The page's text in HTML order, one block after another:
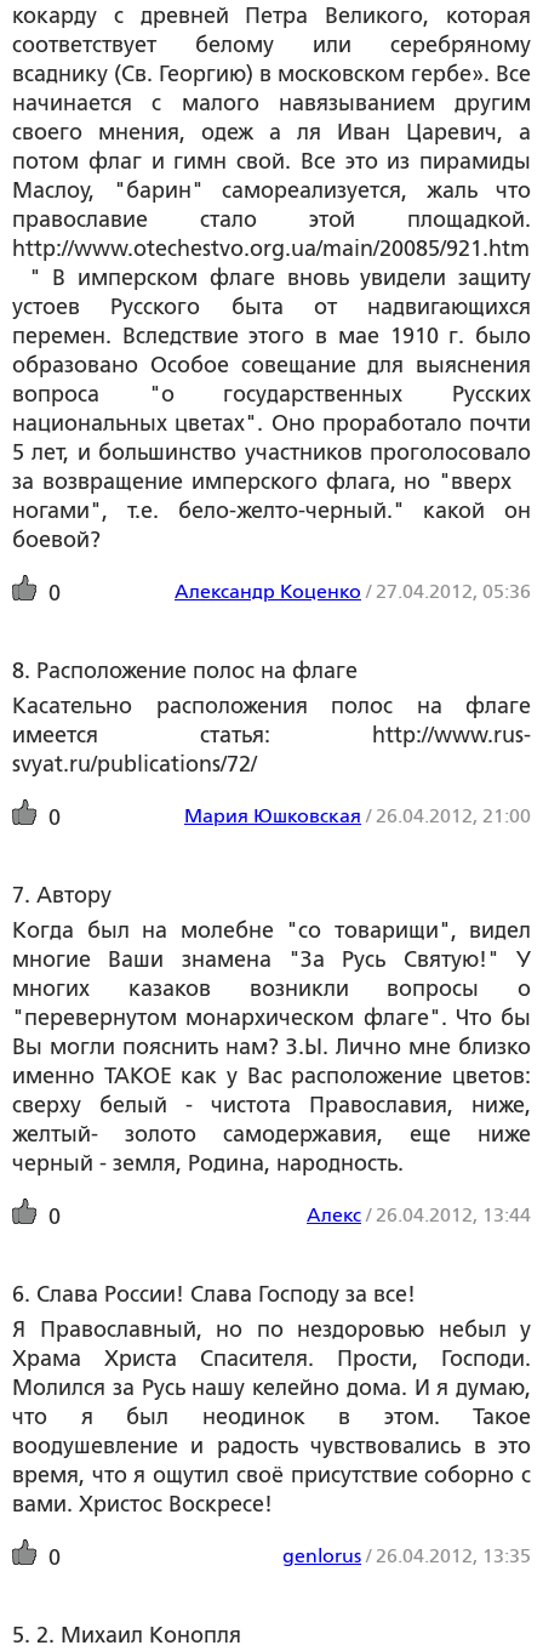
кокарду с древней Петра Великого, которая
соответствует белому или серебряному
всаднику (Св. Георгию) в московском гербе». Все
начинается с малого навязыванием другим
своего мнения, одеж а ля Иван Царевич, а
потом флаг и гимн свой. Все это из пирамиды
Маслоу, "барин" самореализуется, жаль что
православие стало этой площадкой.
http://www.otechestvo.org.ua/main/20085/921.htm
" В имперском флаге вновь увидели защиту
устоев Русского быта от надвигающихся
перемен. Вследствие этого в мае 1910 г. было
образовано Особое совещание для выяснения
вопроса "о государственных Русских
национальных цветах". Оно проработало почти
5 лет, и большинство участников проголосовало
за возвращение имперского флага, но "вверх
ногами", т.е. бело-желто-черный." какой он
боевой?
0 Александр Коценко / 27.04.2012, 05:36
8. Расположение полос на флаге
Касательно расположения полос на флаге
имеется статья: http://www.rus-
svyat.ru/publications/72/
0 Мария Юшковская / 26.04.2012, 21:00
7. Автору
Когда был на молебне "со товарищи", видел
многие Ваши знамена "За Русь Святую!" У
многих казаков возникли вопросы о
"перевернутом монархическом флаге". Что бы
Вы могли пояснить нам? З.Ы. Лично мне близко
именно ТАКОЕ как у Вас расположение цветов:
сверху белый - чистота Православия, ниже,
желтый- золото самодержавия, еще ниже
черный - земля, Родина, народность.
0 Алекс/ 26.04.2012, 13:44
6. Слава России! Слава Господу за все!
Я Православный, но по нездоровью небыл у
Храма Христа Спасителя. Прости, Господи.
Молился за Русь нашу келейно дома. И я думаю,
что я был неодинок в этом. Такое
воодушевление и радость чувствовались в это
время, что я ощутил своё присутствие соборно с
вами. Христос Воскресе!
0 genlorus/ 26.04.2012, 13:35
5. 2. Михаил Конопля